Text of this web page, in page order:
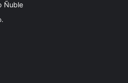
Ñuble